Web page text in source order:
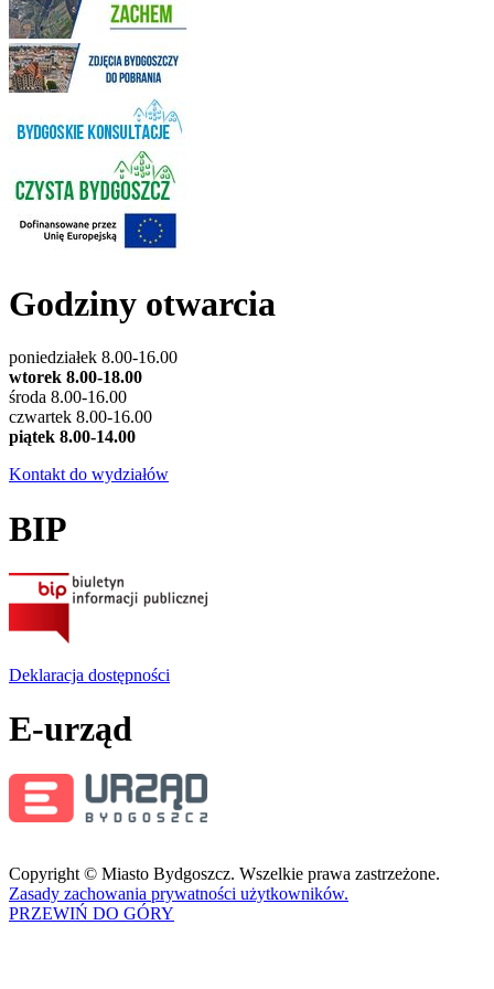
Godziny otwarcia
poniedziałek 8.00-16.00
wtorek 8.00-18.00
środa 8.00-16.00
czwartek 8.00-16.00
piątek 8.00-14.00
Kontakt do wydziałów
BIP
Deklaracja dostępności
E-urząd
Copyright © Miasto Bydgoszcz. Wszelkie prawa zastrzeżone.
Zasady zachowania prywatności użytkowników.
PRZEWIŃ DO GÓRY